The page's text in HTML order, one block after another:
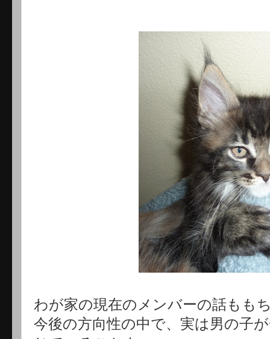
わが家の現在のメンバーの話もも
今後の方向性の中で、実は男の子